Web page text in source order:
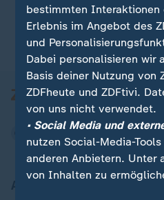
bestimmten
Erlebnis im Angebot des
und
Dabei personalisieren wir
Basis deiner Nutzung von
ZDFheute und ZDFtivi.
von uns nicht verwendet.
• Social Media und
nutzen Social-Media-
anderen Anbietern. Unter
von Inhalten zu